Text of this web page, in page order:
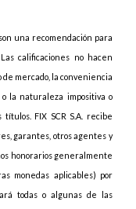
una recomendación para
calificaciones no hacen
mercado, la conveniencia
la naturaleza impositiva o
FIX SCR S.A. recibe
garantes, otros agentes y
honorarios generalmente
monedas aplicables) por
todas o algunas de las